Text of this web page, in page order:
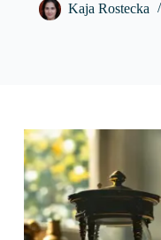
Kaja Rostecka